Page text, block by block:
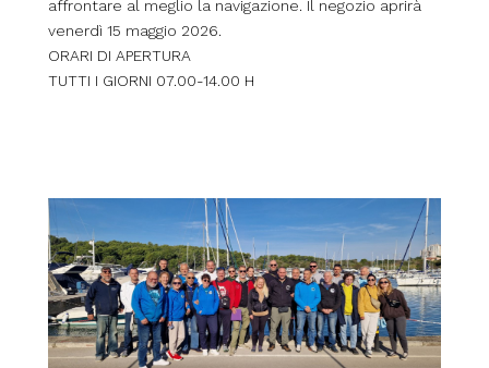
affrontare al meglio la navigazione. Il negozio aprirà
venerdì 15 maggio 2026.
ORARI DI APERTURA
TUTTI I GIORNI 07.00-14.00 H